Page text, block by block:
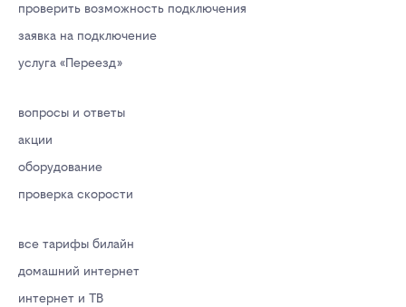
проверить возможность подключения
заявка на подключение
услуга «Переезд»
вопросы и ответы
акции
оборудование
проверка скорости
все тарифы билайн
домашний интернет
интернет и ТВ